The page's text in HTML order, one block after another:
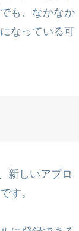
も、なかなか
なっている可
新しいアプロ
す。